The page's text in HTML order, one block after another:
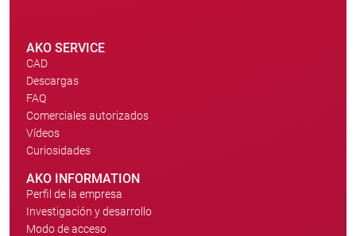
AKO SERVICE
CAD
Descargas
FAQ
Comerciales autorizados
Vídeos
Curiosidades
AKO INFORMATION
Perfil de la empresa
Investigación y desarrollo
Modo de acceso